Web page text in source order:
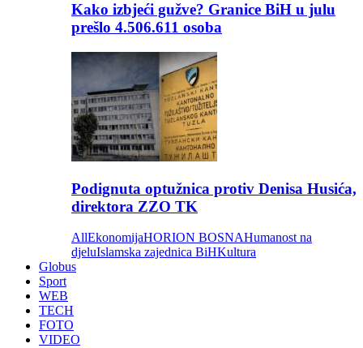
Kako izbjeći gužve? Granice BiH u julu
prešlo 4.506.611 osoba
Podignuta optužnica protiv Denisa Husića,
direktora ZZO TK
AllEkonomijaHORION BOSNAHumanost na
djeluIslamska zajednica BiHKultura
Globus
Sport
WEB
TECH
FOTO
VIDEO